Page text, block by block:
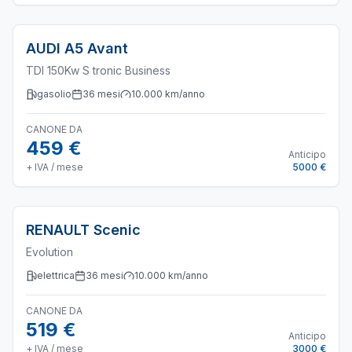
AUDI A5 Avant
TDI 150Kw S tronic Business
gasolio 36 mesi 10.000 km/anno
CANONE DA
459 €
+ IVA / mese
Anticipo
5000 €
RENAULT Scenic
Evolution
elettrica 36 mesi 10.000 km/anno
CANONE DA
519 €
+ IVA / mese
Anticipo
3000 €